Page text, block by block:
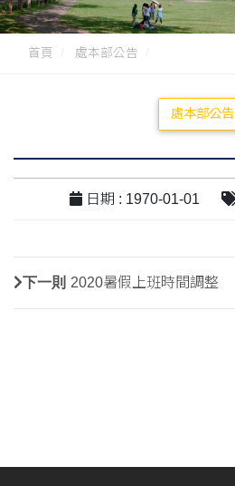
首頁 處本部公告
處本部公告
日期 : 1970-01-01
下一則 2020暑假上班時間調整